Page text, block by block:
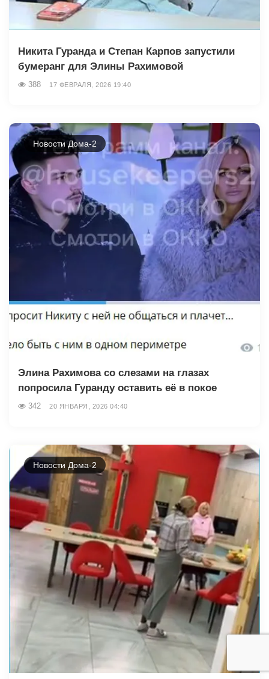
Никита Гуранда и Степан Карпов запустили
бумеранг для Элины Рахимовой
388 17 ФЕВРАЛЯ, 2026 19:40
Новости Дома-2
Элина Рахимова со слезами на глазах
попросила Гуранду оставить её в покое
342 20 ЯНВАРЯ, 2026 04:40
Новости Дома-2